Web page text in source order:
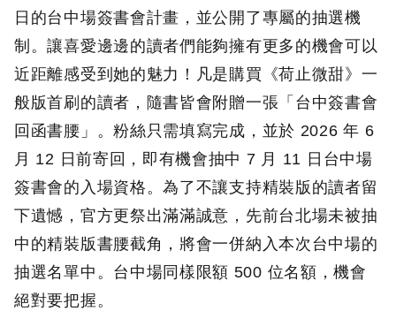
日的台中場簽書會計畫，並公開了專屬的抽選機
制。讓喜愛邊邊的讀者們能夠擁有更多的機會可以
近距離感受到她的魅力！凡是購買《荷止微甜》一
般版首刷的讀者，隨書皆會附贈一張「台中簽書會
回函書腰」。粉絲只需填寫完成，並於 2026 年 6
月 12 日前寄回，即有機會抽中 7 月 11 日台中場
簽書會的入場資格。為了不讓支持精裝版的讀者留
下遺憾，官方更祭出滿滿誠意，先前台北場未被抽
中的精裝版書腰截角，將會一併納入本次台中場的
抽選名單中。台中場同樣限額 500 位名額，機會
絕對要把握。